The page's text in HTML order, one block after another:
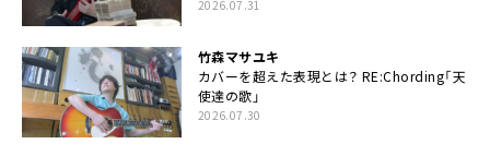
2026.07.31
竹森マサユキ
カバーを超えた表現とは？ RE:Chording「天
使達の歌」
2026.07.30